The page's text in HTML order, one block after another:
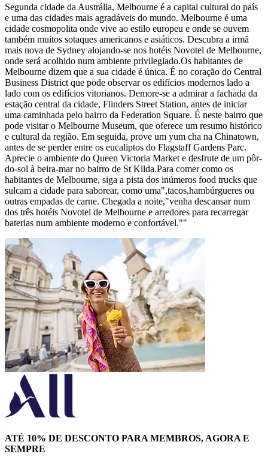
Segunda cidade da Austrália, Melbourne é a capital cultural do país
e uma das cidades mais agradáveis do mundo. Melbourne é uma
cidade cosmopolita onde vive ao estilo europeu e onde se ouvem
também muitos sotaques americanos e asiáticos. Descubra a irmã
mais nova de Sydney alojando-se nos hotéis Novotel de Melbourne,
onde será acolhido num ambiente privilegiado.Os habitantes de
Melbourne dizem que a sua cidade é única. É no coração do Central
Business District que pode observar os edifícios modernos lado a
lado com os edifícios vitorianos. Demore-se a admirar a fachada da
estação central da cidade, Flinders Street Station, antes de iniciar
uma caminhada pelo bairro da Federation Square. É neste bairro que
pode visitar o Melbourne Museum, que oferece um resumo histórico
e cultural da região. Em seguida, prove um yum cha na Chinatown,
antes de se perder entre os eucaliptos do Flagstaff Gardens Parc.
Aprecie o ambiente do Queen Victoria Market e desfrute de um pôr-
do-sol à beira-mar no bairro de St Kilda.Para comer como os
habitantes de Melbourne, siga a pista dos inúmeros food trucks que
sulcam a cidade para saborear, como uma",tacos,hambúrgueres ou
outras empadas de carne. Chegada a noite,"venha descansar num
dos três hotéis Novotel de Melbourne e arredores para recarregar
baterias num ambiente moderno e confortável.""
ATÉ 10% DE DESCONTO PARA MEMBROS, AGORA E
SEMPRE